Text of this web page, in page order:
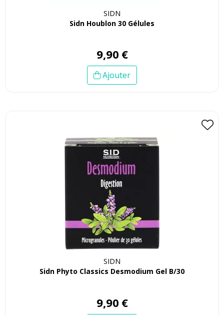
SIDN
Sidn Houblon 30 Gélules
9,90 €
Ajouter
SIDN
Sidn Phyto Classics Desmodium Gel B/30
9,90 €